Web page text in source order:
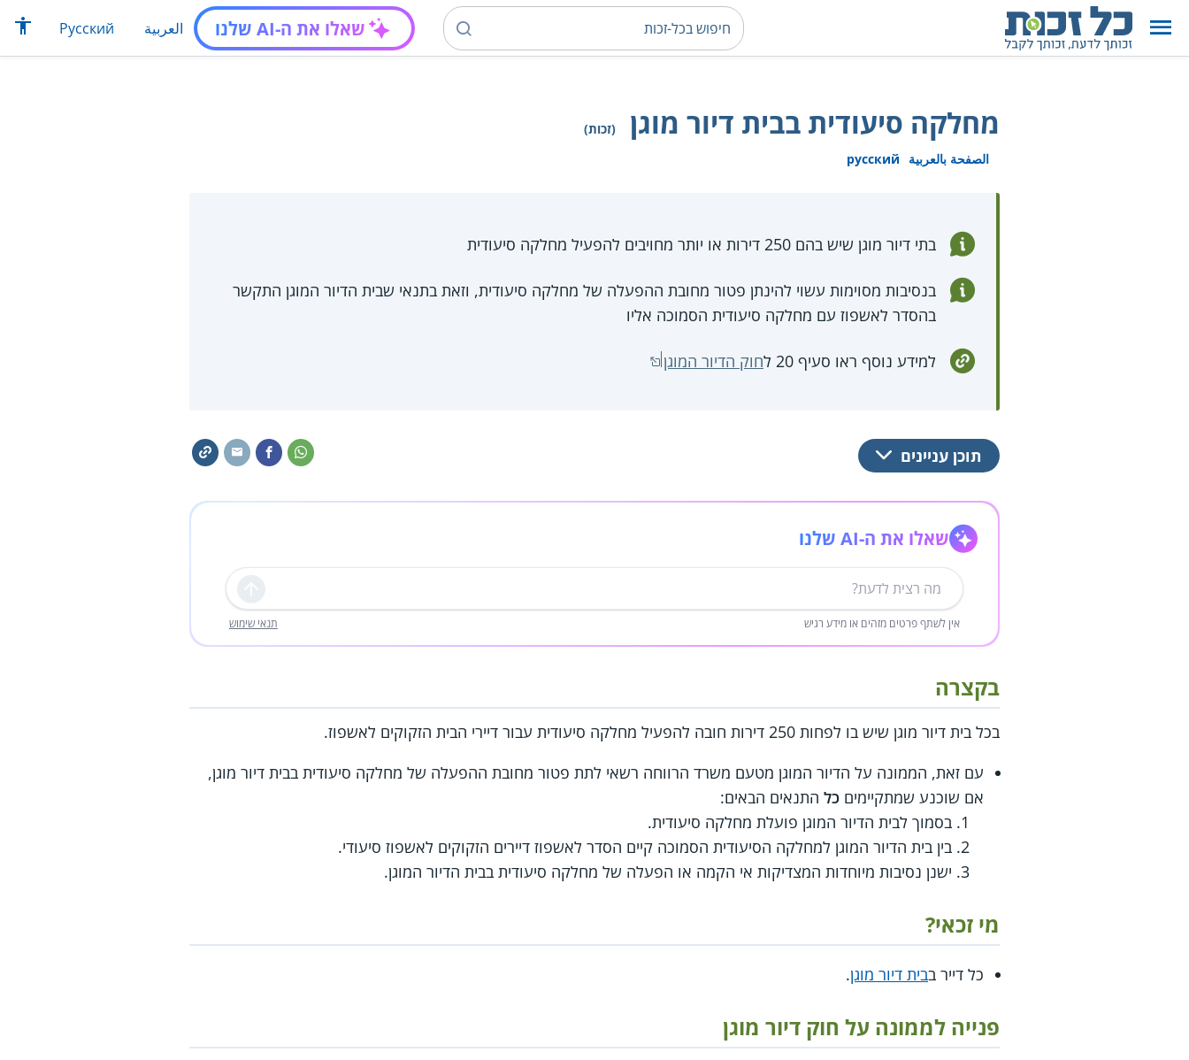
שאלו את ה-AI שלנו العربية Русский
מחלקה סיעודית בבית דיור מוגן
(זכות)
الصفحة بالعربية
русский
בתי דיור מוגן שיש בהם 250 דירות או יותר מחויבים להפעיל מחלקה סיעודית
בנסיבות מסוימות עשוי להינתן פטור מחובת ההפעלה של מחלקה סיעודית, וזאת בתנאי שבית הדיור המוגן התקשר
בהסדר לאשפוז עם מחלקה סיעודית הסמוכה אליו
למידע נוסף ראו סעיף 20 ל חוק הדיור המוגן
תוכן עניינים
שאלו את ה-AI שלנו
שליחה
אין לשתף פרטים מזהים או מידע רגיש תנאי שימוש
בקצרה
בכל בית דיור מוגן שיש בו לפחות 250 דירות חובה להפעיל מחלקה סיעודית עבור דיירי הבית הזקוקים לאשפוז.
עם זאת, הממונה על הדיור המוגן מטעם משרד הרווחה רשאי לתת פטור מחובת ההפעלה של מחלקה סיעודית בבית דיור מוגן,
אם שוכנע שמתקיימים כל התנאים הבאים:
בסמוך לבית הדיור המוגן פועלת מחלקה סיעודית.
בין בית הדיור המוגן למחלקה הסיעודית הסמוכה קיים הסדר לאשפוז דיירים הזקוקים לאשפוז סיעודי.
ישנן נסיבות מיוחדות המצדיקות אי הקמה או הפעלה של מחלקה סיעודית בבית הדיור המוגן.
מי זכאי?
כל דייר בבית דיור מוגן.
פנייה לממונה על חוק דיור מוגן